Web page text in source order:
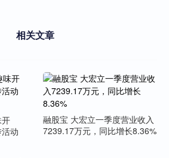
相关文章
动
融股宝 大宏立一季度营业收入
7239.17万元，同比增长8.36%